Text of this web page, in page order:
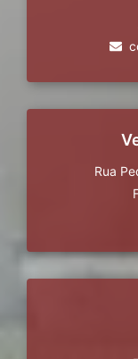
Rua